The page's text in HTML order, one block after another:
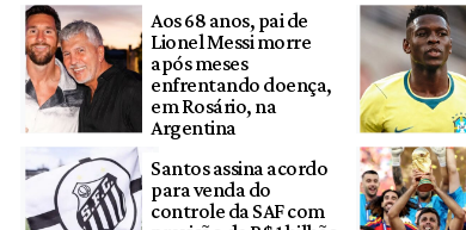
Aos 68 anos, pai de
Lionel Messi morre
após meses
enfrentando doença,
em Rosário, na
Argentina
Santos assina acordo
para venda do
controle da SAF com